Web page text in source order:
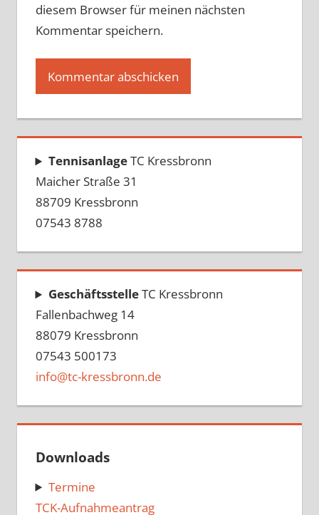
diesem Browser für meinen nächsten
Kommentar speichern.
TennisanlageTC Kressbronn
Maicher Straße 31
88709 Kressbronn
07543 8788
GeschäftsstelleTC Kressbronn
Fallenbachweg 14
88079 Kressbronn
07543 500173
info@tc-kressbronn.de
Downloads
Termine
TCK-Aufnahmeantrag